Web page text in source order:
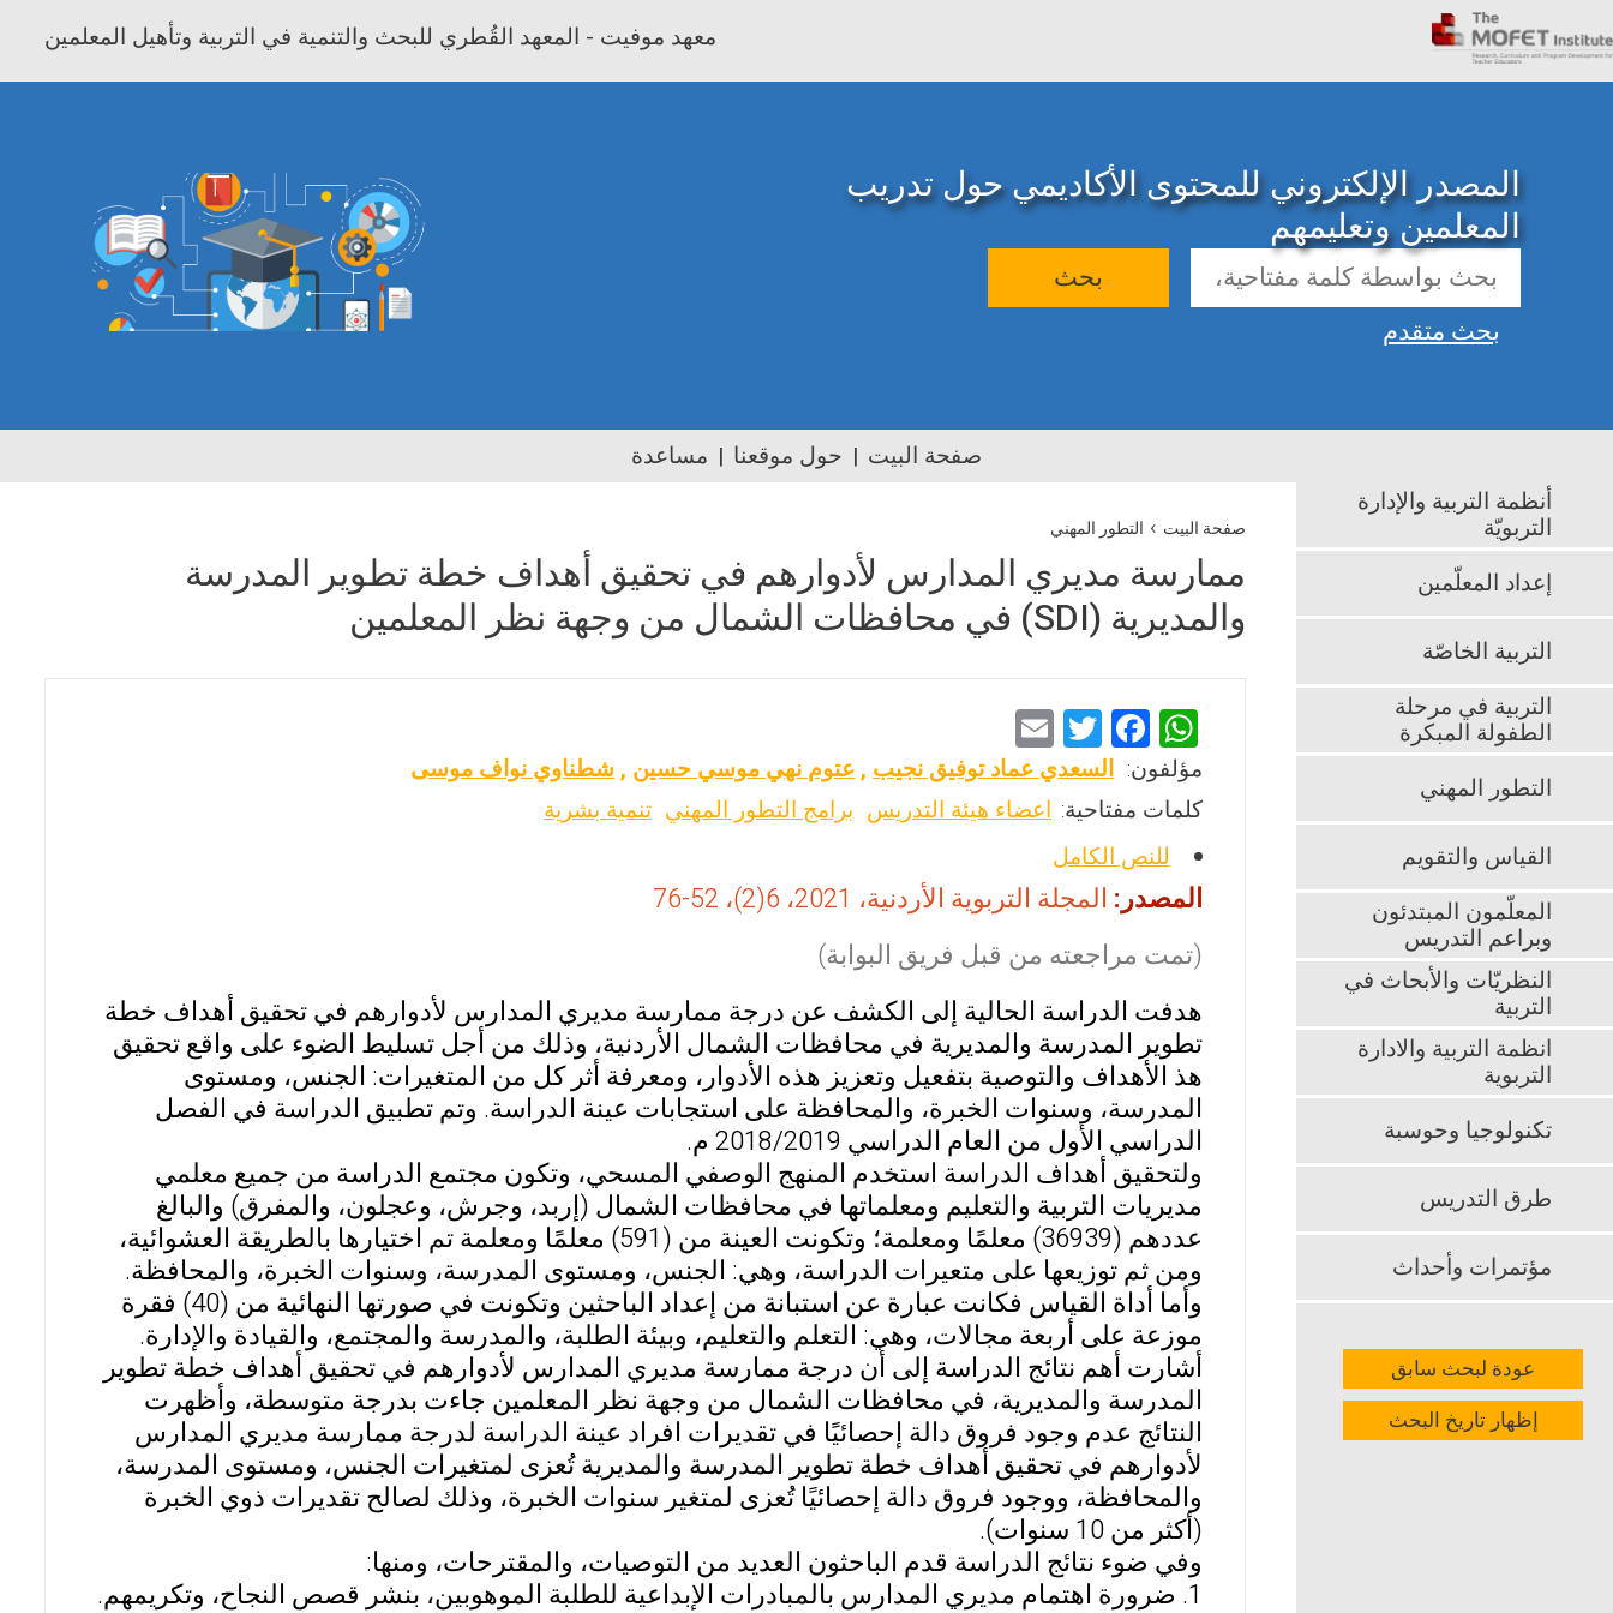
معهد موفيت - المعهد القُطري للبحث والتنمية في التربية وتأهيل المعلمين
المصدر الإلكتروني للمحتوى الأكاديمي حول تدريب
المعلمين وتعليمهم
بحث
بحث متقدم
صفحة البيت حول موقعنا مساعدة
صفحة البيت › التطور المهني
ممارسة مديري المدارس لأدوارهم في تحقيق أهداف خطة تطوير المدرسة
والمديرية (SDI) في محافظات الشمال من وجهة نظر المعلمين
W
h
at
s
A
p
p
F
a
ce
b
o
o
k
T
wi
tt
m
ai
مؤلفون: السعدي عماد توفيق نجيب,عتوم نهي موسي حسين ,شطناوي نواف موسى
كلمات مفتاحية: اعضاء هيئة التدريس برامج التطور المهني تنمية بشرية
للنص الكامل
المصدر: المجلة التربوية الأردنية، 2021، 6(2)، 52-76
(تمت مراجعته من قبل فريق البوابة)
هدفت الدراسة الحالية إلى الكشف عن درجة ممارسة مديري المدارس لأدوارهم في تحقيق أهداف خطة
تطوير المدرسة والمديرية في محافظات الشمال الأردنية، وذلك من أجل تسليط الضوء على واقع تحقيق
هذ الأهداف والتوصية بتفعيل وتعزيز هذه الأدوار، ومعرفة أثر كل من المتغيرات: الجنس، ومستوى
المدرسة، وسنوات الخبرة، والمحافظة على استجابات عينة الدراسة. وتم تطبيق الدراسة في الفصل
الدراسي الأول من العام الدراسي 2018/2019 م.
ولتحقيق أهداف الدراسة استخدم المنهج الوصفي المسحي، وتكون مجتمع الدراسة من جميع معلمي
مديريات التربية والتعليم ومعلماتها في محافظات الشمال (إربد، وجرش، وعجلون، والمفرق) والبالغ
عددهم (36939) معلمًا ومعلمة؛ وتكونت العينة من (591) معلمًا ومعلمة تم اختيارها بالطريقة العشوائية،
ومن ثم توزيعها على متعيرات الدراسة، وهي: الجنس، ومستوى المدرسة، وسنوات الخبرة، والمحافظة.
وأما أداة القياس فكانت عبارة عن استبانة من إعداد الباحثين وتكونت في صورتها النهائية من (40) فقرة
موزعة على أربعة مجالات، وهي: التعلم والتعليم، وبيئة الطلبة، والمدرسة والمجتمع، والقيادة والإدارة.
أشارت أهم نتائج الدراسة إلى أن درجة ممارسة مديري المدارس لأدوارهم في تحقيق أهداف خطة تطوير
المدرسة والمديرية، في محافظات الشمال من وجهة نظر المعلمين جاءت بدرجة متوسطة، وأظهرت
النتائج عدم وجود فروق دالة إحصائيًا في تقديرات افراد عينة الدراسة لدرجة ممارسة مديري المدارس
لأدوارهم في تحقيق أهداف خطة تطوير المدرسة والمديرية تُعزى لمتغيرات الجنس، ومستوى المدرسة،
والمحافظة، ووجود فروق دالة إحصائيًا تُعزى لمتغير سنوات الخبرة، وذلك لصالح تقديرات ذوي الخبرة
(أكثر من 10 سنوات).
وفي ضوء نتائج الدراسة قدم الباحثون العديد من التوصيات، والمقترحات، ومنها:
1. ضرورة اهتمام مديري المدارس بالمبادرات الإبداعية للطلبة الموهوبين، بنشر قصص النجاح، وتكريمهم.
أنظمة التربية والإدارة
التربويّة
إعداد المعلّمين
التربية الخاصّة
التربية في مرحلة
الطفولة المبكرة
التطور المهني
القياس والتقويم
المعلّمون المبتدئون
وبراعم التدريس
النظريّات والأبحاث في
التربية
انظمة التربية والادارة
التربوية
تكنولوجيا وحوسبة
طرق التدريس
مؤتمرات وأحداث
عودة لبحث سابق
إظهار تاريخ البحث